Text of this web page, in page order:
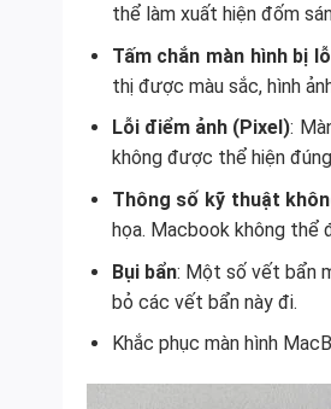
thể làm xuất hiện đốm
Tấm chắn màn hình bị
thị được màu sắc, hình
Lỗi điểm ảnh (Pixel):
không được thể hiện
Thông số kỹ thuật
họa. Macbook không thể
Bụi bẩn: Một số vết bẩn
bỏ các vết bẩn này đi.
Khắc phục màn hình